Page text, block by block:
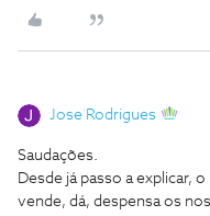
Jose Rodrigues
Saudações.
Desde já passo a explicar,
vende, dá, despensa os